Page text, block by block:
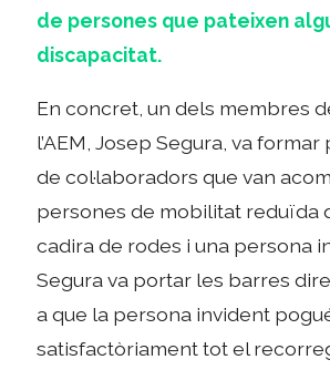
de persones que pateixen
discapacitat.
En concret, un dels membres
l’AEM, Josep Segura, va formar
de col·laboradors que van
persones de mobilitat reduïda
cadira de rodes i una persona
Segura va portar les barres
a que la persona invident
satisfactòriament tot el